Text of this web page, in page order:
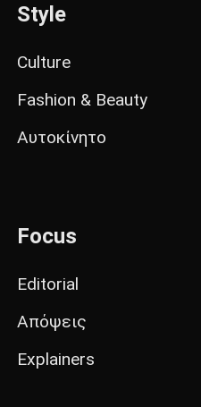
Style
Culture
Fashion & Beauty
Αυτοκίνητο
Focus
Editorial
Απόψεις
Explainers